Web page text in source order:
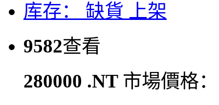
库存： 缺貨
上架
9582查看
280000 .NT 市場價格：